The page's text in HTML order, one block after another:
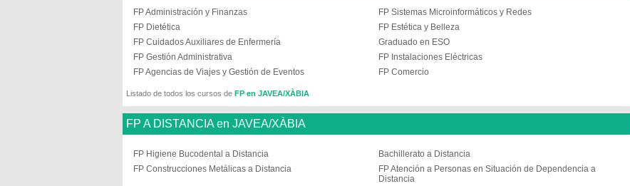
FP Administración y Finanzas
FP Sistemas Microinformáticos y Redes
FP Dietética
FP Estética y Belleza
FP Cuidados Auxiliares de Enfermería
Graduado en ESO
FP Gestión Administrativa
FP Instalaciones Eléctricas
FP Agencias de Viajes y Gestión de Eventos
FP Comercio
Listado de todos los cursos de FP en JAVEA/XÀBIA
FP A DISTANCIA en JAVEA/XÀBIA
FP Higiene Bucodental a Distancia
Bachillerato a Distancia
FP Construcciones Metálicas a Distancia
FP Atención a Personas en Situación de Dependencia a
Distancia